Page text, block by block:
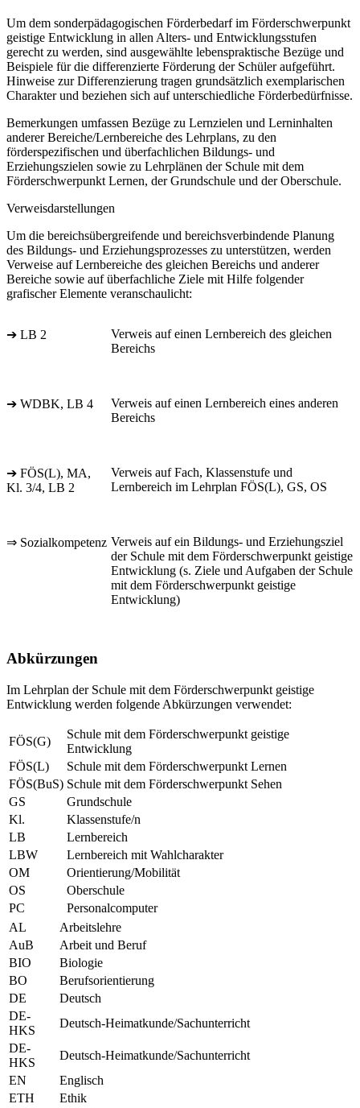
Um dem sonderpädagogischen Förderbedarf im Förderschwerpunkt
geistige Entwicklung in allen Alters- und Entwicklungsstufen
gerecht zu werden, sind ausgewählte lebenspraktische Bezüge und
Beispiele für die differenzierte Förderung der Schüler aufgeführt.
Hinweise zur Differenzierung tragen grundsätzlich exemplarischen
Charakter und beziehen sich auf unterschiedliche Förderbedürfnisse.
Bemerkungen umfassen Bezüge zu Lernzielen und Lerninhalten
anderer Bereiche/Lernbereiche des Lehrplans, zu den
förderspezifischen und überfachlichen Bildungs- und
Erziehungszielen sowie zu Lehrplänen der Schule mit dem
Förderschwerpunkt Lernen, der Grundschule und der Oberschule.
Verweisdarstellungen
Um die bereichsübergreifende und bereichsverbindende Planung
des Bildungs- und Erziehungsprozesses zu unterstützen, werden
Verweise auf Lernbereiche des gleichen Bereichs und anderer
Bereiche sowie auf überfachliche Ziele mit Hilfe folgender
grafischer Elemente veranschaulicht:
➔ LB 2
Verweis auf einen Lernbereich des gleichen
Bereichs
➔ WDBK, LB 4
Verweis auf einen Lernbereich eines anderen
Bereichs
➔ FÖS(L), MA,
Kl. 3/4, LB 2
Verweis auf Fach, Klassenstufe und
Lernbereich im Lehrplan FÖS(L), GS, OS
⇒ Sozialkompetenz Verweis auf ein Bildungs- und Erziehungsziel
der Schule mit dem Förderschwerpunkt geistige
Entwicklung (s. Ziele und Aufgaben der Schule
mit dem Förderschwerpunkt geistige
Entwicklung)
Abkürzungen
Im Lehrplan der Schule mit dem Förderschwerpunkt geistige
Entwicklung werden folgende Abkürzungen verwendet:
FÖS(G)
Schule mit dem Förderschwerpunkt geistige
Entwicklung
FÖS(L)
Schule mit dem Förderschwerpunkt Lernen
FÖS(BuS) Schule mit dem Förderschwerpunkt Sehen
GS
Grundschule
Kl.
Klassenstufe/n
LB
Lernbereich
LBW
Lernbereich mit Wahlcharakter
OM
Orientierung/Mobilität
OS
Oberschule
PC
Personalcomputer
AL
Arbeitslehre
AuB
Arbeit und Beruf
BIO
Biologie
BO
Berufsorientierung
DE
Deutsch
DE-
HKS
Deutsch-Heimatkunde/Sachunterricht
DE-
HKS
Deutsch-Heimatkunde/Sachunterricht
EN
Englisch
ETH
Ethik